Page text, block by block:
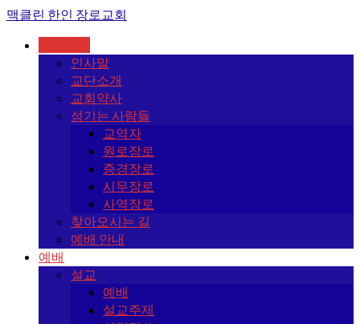
맥클린 한인 장로교회
인사말
교단소개
교회약사
섬기는 사람들
교역자
원로장로
증경장로
시무장로
사역장로
찾아오시는 길
예배 안내
예배
설교
예배
설교주제